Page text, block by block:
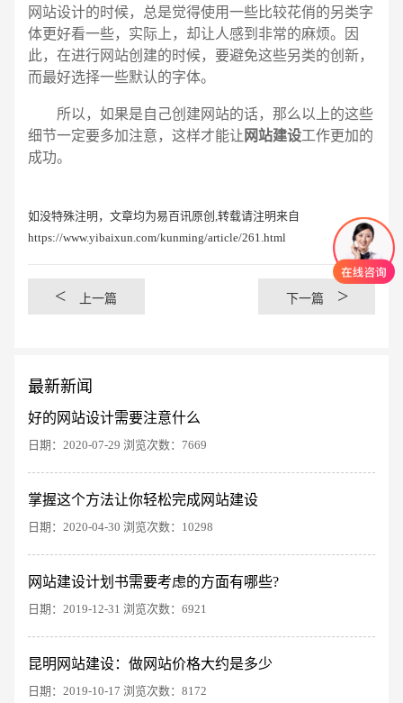
网站设计的时候，总是觉得使用一些比较花俏的另类字
体更好看一些，实际上，却让人感到非常的麻烦。因
此，在进行网站创建的时候，要避免这些另类的创新，
而最好选择一些默认的字体。
所以，如果是自己创建网站的话，那么以上的这些
细节一定要多加注意，这样才能让 网站建设工作更加的
成功。
如没特殊注明，文章均为易百讯原创,转载请注明来自
https://www.yibaixun.com/kunming/article/261.html
< 上一篇 下一篇 >
最新新闻
好的网站设计需要注意什么
日期：2020-07-29 浏览次数：7669
掌握这个方法让你轻松完成网站建设
日期：2020-04-30 浏览次数：10298
网站建设计划书需要考虑的方面有哪些?
日期：2019-12-31 浏览次数：6921
昆明网站建设：做网站价格大约是多少
日期：2019-10-17 浏览次数：8172
电商及系统平台开发